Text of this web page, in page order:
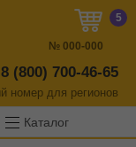
8 (800) 700-46-65
номер для регионов
5
№ 000-000
Каталог